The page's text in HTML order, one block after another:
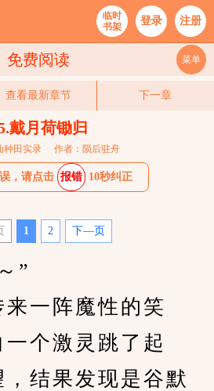
临时
书架
登录 注册
免费阅读 菜单
查看最新章节 下一章
戴月荷锄归
种田实录 作者：陨后驻舟
，请点击 报错 10秒纠正
1 2 下—页
”
一阵魔性的笑
个激灵跳了起
结果发现是谷默